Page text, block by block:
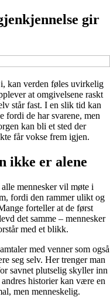
gir
kan verden føles uvirkelig
at omgivelsene raskt
står fast. I en slik tid kan
fordi de har svarene, men
kan bli et sted der
får vokse frem igjen.
ikke er alene
mennesker vil møte i
fordi den rammer ulikt og
forteller at de først
det samme – mennesker
med et blikk.
med venner som også
seg selv. Her trenger man
savnet plutselig skyller inn
historier kan være en
men menneskelig.